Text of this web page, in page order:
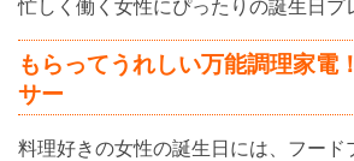
忙しく働く女性にぴったりの誕生日プ
もらってうれしい万能調理家電
サー
料理好きの女性の誕生日には、フード